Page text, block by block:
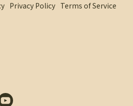
Privacy Policy Terms of Service